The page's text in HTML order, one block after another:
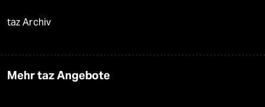
taz Archiv
Mehr taz Angebote